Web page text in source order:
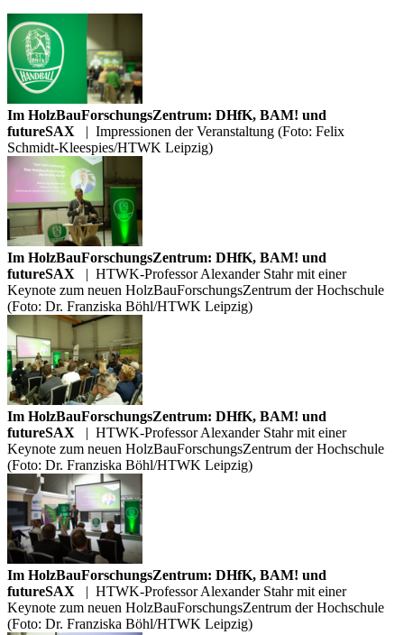
Im HolzBauForschungsZentrum: DHfK, BAM! und
futureSAX | Impressionen der Veranstaltung (Foto: Felix
Schmidt-Kleespies/HTWK Leipzig)
Im HolzBauForschungsZentrum: DHfK, BAM! und
futureSAX | HTWK-Professor Alexander Stahr mit einer
Keynote zum neuen HolzBauForschungsZentrum der Hochschule
(Foto: Dr. Franziska Böhl/HTWK Leipzig)
Im HolzBauForschungsZentrum: DHfK, BAM! und
futureSAX | HTWK-Professor Alexander Stahr mit einer
Keynote zum neuen HolzBauForschungsZentrum der Hochschule
(Foto: Dr. Franziska Böhl/HTWK Leipzig)
Im HolzBauForschungsZentrum: DHfK, BAM! und
futureSAX | HTWK-Professor Alexander Stahr mit einer
Keynote zum neuen HolzBauForschungsZentrum der Hochschule
(Foto: Dr. Franziska Böhl/HTWK Leipzig)